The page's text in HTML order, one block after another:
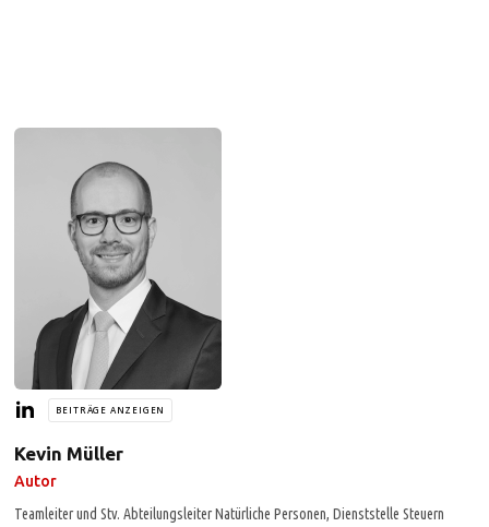
BEITRÄGE ANZEIGEN
Kevin Müller
Autor
Teamleiter und Stv. Abteilungsleiter Natürliche Personen, Dienststelle Steuern